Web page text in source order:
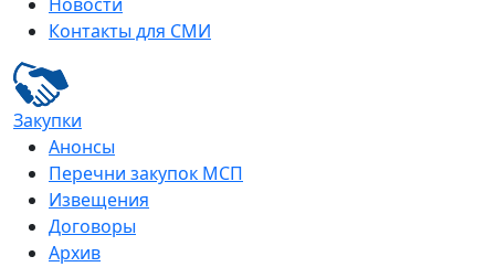
Контакты для СМИ
Закупки
Анонсы
Перечни закупок МСП
Извещения
Договоры
Архив